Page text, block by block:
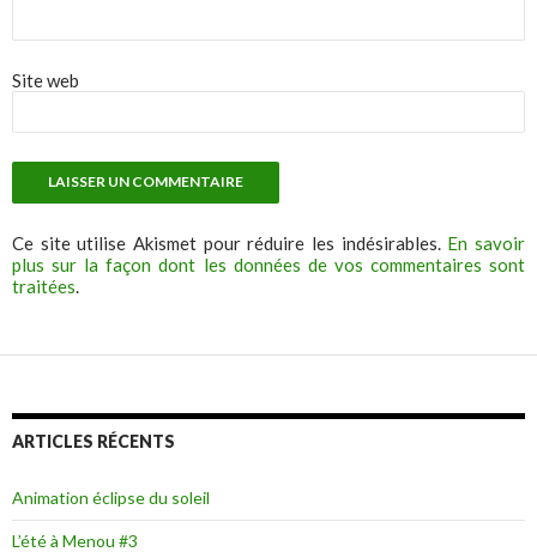
Site web
Ce site utilise Akismet pour réduire les indésirables. En savoir
plus sur la façon dont les données de vos commentaires sont
traitées.
ARTICLES RÉCENTS
Animation éclipse du soleil
L’été à Menou #3